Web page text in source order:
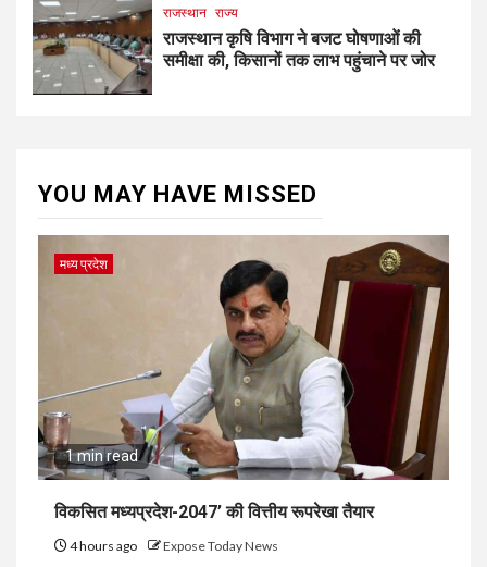
राजस्थान राज्य
राजस्थान कृषि विभाग ने बजट घोषणाओं की
समीक्षा की, किसानों तक लाभ पहुंचाने पर जोर
YOU MAY HAVE MISSED
मध्य प्रदेश
1 min read
विकसित मध्यप्रदेश-2047’ की वित्तीय रूपरेखा तैयार
4 hours ago Expose Today News